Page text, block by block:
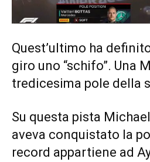
Quest’ultimo ha
giro uno “schifo”. Una
tredicesima pole della
Su questa pista
aveva conquistato la
record appartiene ad